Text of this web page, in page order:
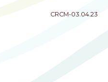
CRCM-03.04.23